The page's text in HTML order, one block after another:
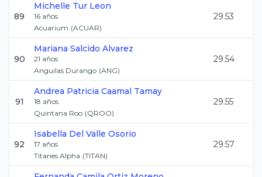
89
Michelle Tur Leon
16 años
Acuarium (ACUAR)
29.53
90
Mariana Salcido Alvarez
21 años
Anguilas Durango (ANG)
29.54
91
Andrea Patricia Caamal Tamay
18 años
Quintana Roo (QROO)
29.55
92
Isabella Del Valle Osorio
17 años
Titanes Alpha (TITAN)
29.57